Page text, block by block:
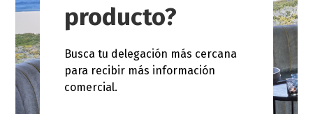
producto?
Busca tu delegación más cercana
para recibir más información
comercial.